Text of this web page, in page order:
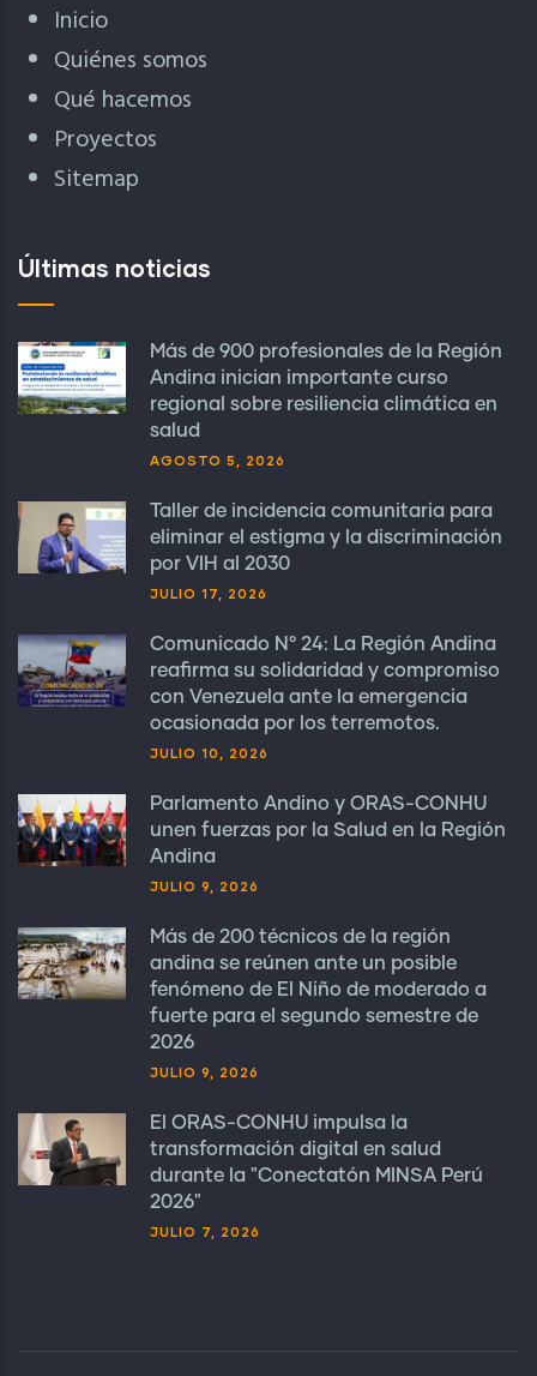
Inicio
Quiénes somos
Qué hacemos
Proyectos
Sitemap
Últimas noticias
Más de 900 profesionales de la Región
Andina inician importante curso
regional sobre resiliencia climática en
salud
AGOSTO 5, 2026
Taller de incidencia comunitaria para
eliminar el estigma y la discriminación
por VIH al 2030
JULIO 17, 2026
Comunicado N° 24: La Región Andina
reafirma su solidaridad y compromiso
con Venezuela ante la emergencia
ocasionada por los terremotos.
JULIO 10, 2026
Parlamento Andino y ORAS-CONHU
unen fuerzas por la Salud en la Región
Andina
JULIO 9, 2026
Más de 200 técnicos de la región
andina se reúnen ante un posible
fenómeno de El Niño de moderado a
fuerte para el segundo semestre de
2026
JULIO 9, 2026
El ORAS-CONHU impulsa la
transformación digital en salud
durante la "Conectatón MINSA Perú
2026"
JULIO 7, 2026